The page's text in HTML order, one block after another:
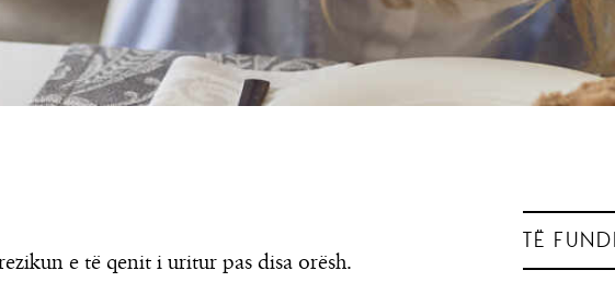
e të qenit i uritur pas disa orësh.
TË